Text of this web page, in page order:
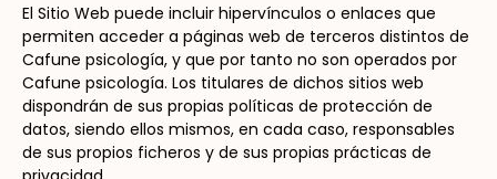
El Sitio Web puede incluir hipervínculos o enlaces que
permiten acceder a páginas web de terceros distintos de
Cafune psicología, y que por tanto no son operados por
Cafune psicología. Los titulares de dichos sitios web
dispondrán de sus propias políticas de protección de
datos, siendo ellos mismos, en cada caso, responsables
de sus propios ficheros y de sus propias prácticas de